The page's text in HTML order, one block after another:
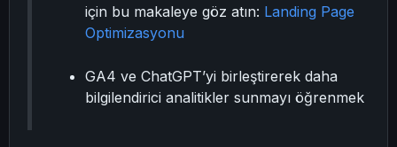
için bu makaleye göz atın: Landing Page
Optimizasyonu
GA4 ve ChatGPT’yi birleştirerek daha
bilgilendirici analitikler sunmayı öğrenmek